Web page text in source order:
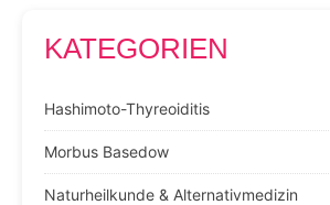
KATEGORIEN
Hashimoto-Thyreoiditis
Morbus Basedow
Naturheilkunde & Alternativmedizin